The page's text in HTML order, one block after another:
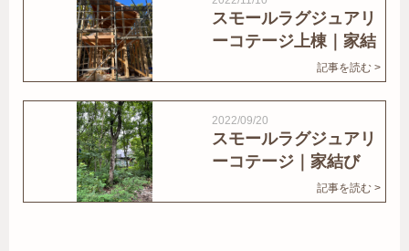
スモールラグジュアリ
ーコテージ上棟｜家結
記事を読む >
2022/09/20
スモールラグジュアリ
ーコテージ｜家結び
記事を読む >